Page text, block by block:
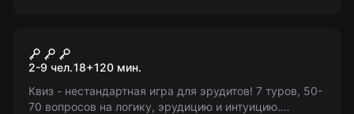
Квиз, плиз!
2-9 чел.18+120 мин.
Квиз - нестандартная игра для эрудитов! 7 туров, 50-
70 вопросов на логику, эрудицию и интуицию.